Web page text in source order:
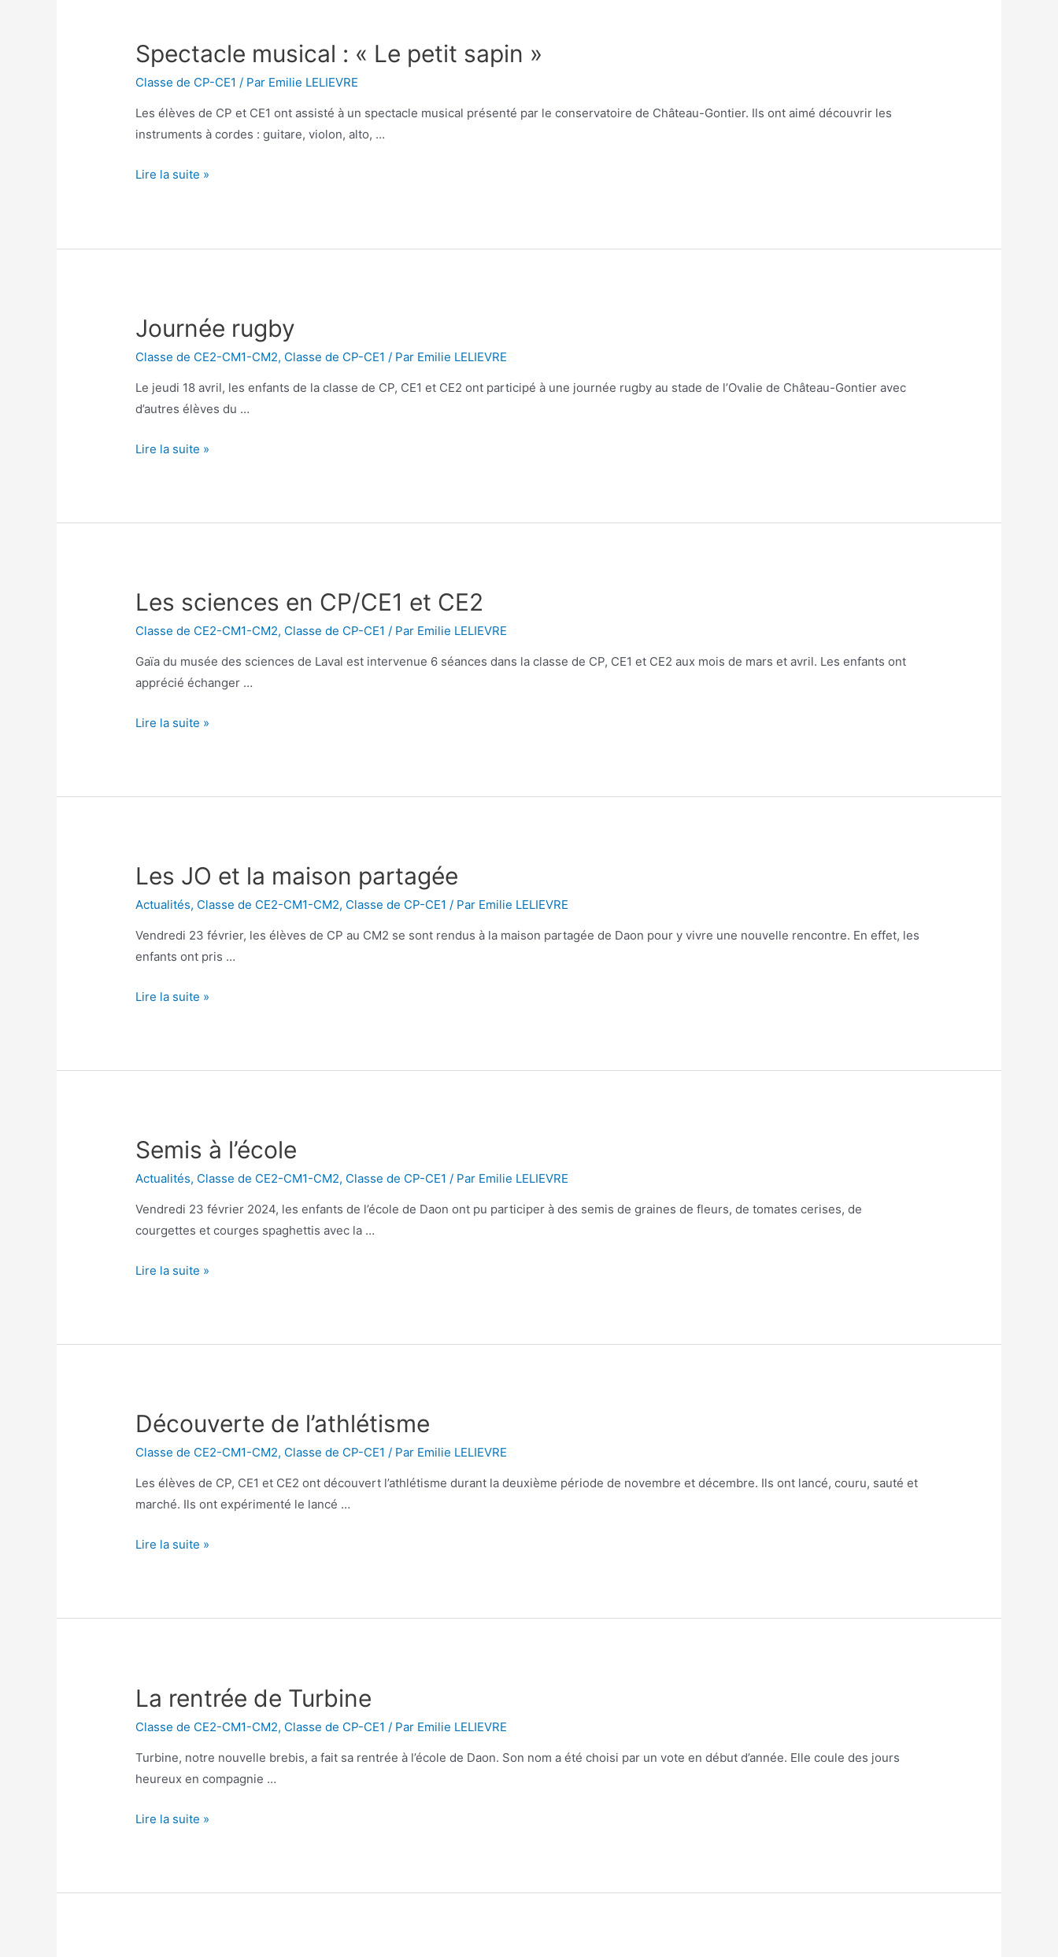
Spectacle musical : « Le petit sapin »
Classe de CP-CE1 / Par Emilie LELIEVRE
Les élèves de CP et CE1 ont assisté à un spectacle musical présenté par le conservatoire de Château-Gontier. Ils ont aimé découvrir les
instruments à cordes : guitare, violon, alto, …
Spectacle
Lire la suite »
Journée rugby
Classe de CE2-CM1-CM2, Classe de CP-CE1 / Par Emilie LELIEVRE
Le jeudi 18 avril, les enfants de la classe de CP, CE1 et CE2 ont participé à une journée rugby au stade de l’Ovalie de Château-Gontier avec
d’autres élèves du …
Journée
Lire la suite »
Les sciences en CP/CE1 et CE2
Classe de CE2-CM1-CM2, Classe de CP-CE1 / Par Emilie LELIEVRE
Gaïa du musée des sciences de Laval est intervenue 6 séances dans la classe de CP, CE1 et CE2 aux mois de mars et avril. Les enfants ont
apprécié échanger …
Les
Lire la suite »
Les JO et la maison partagée
Actualités, Classe de CE2-CM1-CM2, Classe de CP-CE1 / Par Emilie LELIEVRE
Vendredi 23 février, les élèves de CP au CM2 se sont rendus à la maison partagée de Daon pour y vivre une nouvelle rencontre. En effet, les
enfants ont pris …
Les
Lire la suite »
Semis à l’école
Actualités, Classe de CE2-CM1-CM2, Classe de CP-CE1 / Par Emilie LELIEVRE
Vendredi 23 février 2024, les enfants de l’école de Daon ont pu participer à des semis de graines de fleurs, de tomates cerises, de
courgettes et courges spaghettis avec la …
Semis
Lire la suite »
Découverte de l’athlétisme
Classe de CE2-CM1-CM2, Classe de CP-CE1 / Par Emilie LELIEVRE
Les élèves de CP, CE1 et CE2 ont découvert l’athlétisme durant la deuxième période de novembre et décembre. Ils ont lancé, couru, sauté et
marché. Ils ont expérimenté le lancé …
Découverte
Lire la suite »
La rentrée de Turbine
Classe de CE2-CM1-CM2, Classe de CP-CE1 / Par Emilie LELIEVRE
Turbine, notre nouvelle brebis, a fait sa rentrée à l’école de Daon. Son nom a été choisi par un vote en début d’année. Elle coule des jours
heureux en compagnie …
La
Lire la suite »